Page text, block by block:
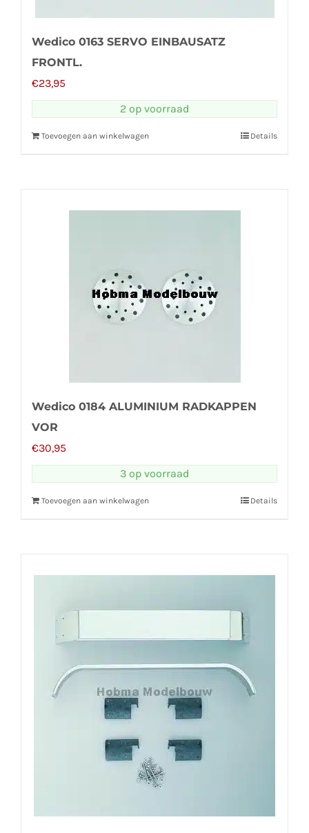
Wedico 0163 SERVO EINBAUSATZ
FRONTL.
€23,95
2 op voorraad
Toevoegen aan winkelwagen Details
Wedico 0184 ALUMINIUM RADKAPPEN
VOR
€30,95
3 op voorraad
Toevoegen aan winkelwagen Details